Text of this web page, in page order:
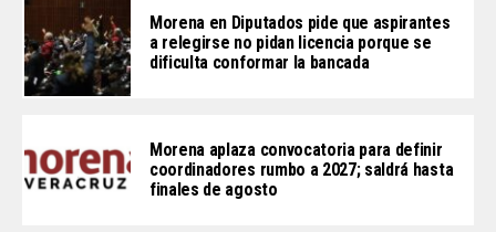
Morena en Diputados pide que aspirantes
a relegirse no pidan licencia porque se
dificulta conformar la bancada
Morena aplaza convocatoria para definir
coordinadores rumbo a 2027; saldrá hasta
finales de agosto